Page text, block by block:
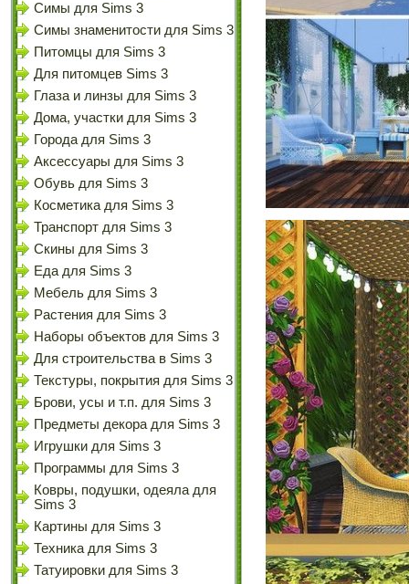
Симы для Sims 3
Симы знаменитости для Sims 3
Питомцы для Sims 3
Для питомцев Sims 3
Глаза и линзы для Sims 3
Дома, участки для Sims 3
Города для Sims 3
Аксессуары для Sims 3
Обувь для Sims 3
Косметика для Sims 3
Транспорт для Sims 3
Скины для Sims 3
Еда для Sims 3
Мебель для Sims 3
Растения для Sims 3
Наборы объектов для Sims 3
Для строительства в Sims 3
Текстуры, покрытия для Sims 3
Брови, усы и т.п. для Sims 3
Предметы декора для Sims 3
Игрушки для Sims 3
Программы для Sims 3
Ковры, подушки, одеяла для
Sims 3
Картины для Sims 3
Техника для Sims 3
Татуировки для Sims 3